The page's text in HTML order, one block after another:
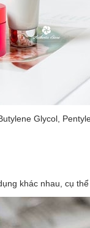
Glycol,
khác nhau, cụ